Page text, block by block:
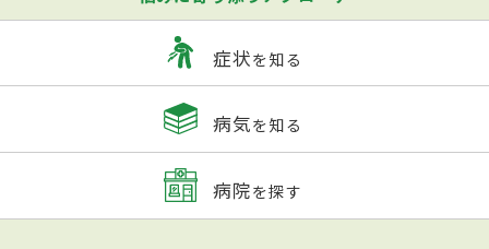
症状を知る
病気を知る
病院を探す